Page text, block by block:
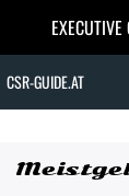
EXECUTIVE
CSR-GUIDE.AT